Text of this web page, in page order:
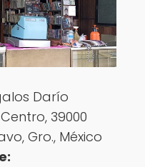
Darío
39000
Gro., México